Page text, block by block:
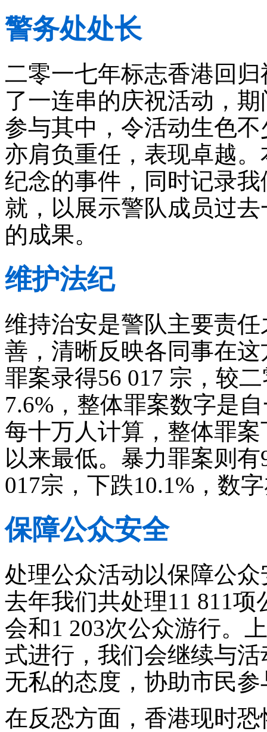
警务处处长
二零一七年标志香港回
了一连串的庆祝活动，
参与其中，令活动生色
亦肩负重任，表现卓越
纪念的事件，同时记录
就，以展示警队成员过
的成果。
维护法纪
维持治安是警队主要责
善，清晰反映各同事在
罪案录得56 017 宗，较
7.6%，整体罪案数字是
每十万人计算，整体罪
以来最低。暴力罪案则
017宗，下跌10.1%，数
保障公众安全
处理公众活动以保障公
去年我们共处理11 811
会和1 203次公众游行。
式进行，我们会继续与
无私的态度，协助市民
在反恐方面，香港现时